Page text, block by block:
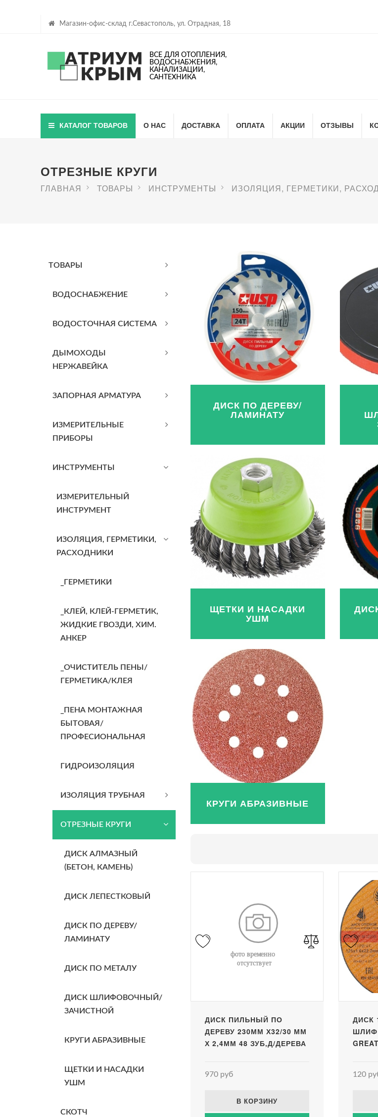
Магазин-офис-склад г.Севастополь, ул. Отрадная, 18
ВСЕ ДЛЯ ОТОПЛЕНИЯ,
ВОДОСНАБЖЕНИЯ,
КАНАЛИЗАЦИИ,
САНТЕХНИКА
КАТАЛОГ ТОВАРОВ О НАС ДОСТАВКА ОПЛАТА АКЦИИ ОТЗЫВЫ
ОТРЕЗНЫЕ КРУГИ
ГЛАВНАЯ ТОВАРЫ ИНСТРУМЕНТЫ ИЗОЛЯЦИЯ, ГЕРМЕТИКИ,
ТОВАРЫ
BОДОСНАБЖЕНИЕ
ВОДОСТОЧНАЯ СИСТЕМА
ДЫМОХОДЫ
НЕРЖАВЕЙКА
ЗАПОРНАЯ АРМАТУРА
ИЗМЕРИТЕЛЬНЫЕ
ПРИБОРЫ
ИНСТРУМЕНТЫ
ИЗМЕРИТЕЛЬНЫЙ
ИНСТРУМЕНТ
ИЗОЛЯЦИЯ, ГЕРМЕТИКИ,
РАСХОДНИКИ
_ГЕРМЕТИКИ
_КЛЕЙ, КЛЕЙ-ГЕРМЕТИК,
ЖИДКИЕ ГВОЗДИ, ХИМ.
АНКЕР
_ОЧИСТИТЕЛЬ ПЕНЫ/
ГЕРМЕТИКА/КЛЕЯ
_ПЕНА МОНТАЖНАЯ
БЫТОВАЯ/
ПРОФЕСИОНАЛЬНАЯ
ГИДРОИЗОЛЯЦИЯ
ИЗОЛЯЦИЯ ТРУБНАЯ
ОТРЕЗНЫЕ КРУГИ
ДИСК АЛМАЗНЫЙ
(БЕТОН, КАМЕНЬ)
ДИСК ЛЕПЕСТКОВЫЙ
ДИСК ПО ДЕРЕВУ/
ЛАМИНАТУ
ДИСК ПО МЕТАЛУ
ДИСК ШЛИФОВОЧНЫЙ/
ЗАЧИСТНОЙ
КРУГИ АБРАЗИВНЫЕ
ЩЕТКИ И НАСАДКИ
УШМ
СКОТЧ
ДИСК ПО ДЕРЕВУ/
ЛАМИНАТУ
ЩЕТКИ И НАСАДКИ
УШМ
КРУГИ АБРАЗИВНЫЕ
ДИСК ПИЛЬНЫЙ ПО
ДЕРЕВУ 230ММ Х32/30 ММ
Х 2,4ММ 48 ЗУБ,Д/ДЕРЕВА
970 руб
В КОРЗИНУ
ДИСК
ШЛИФ
120